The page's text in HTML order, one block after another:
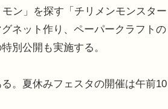
ン」を探す「チリメンモンスター
ネット作り、ペーパークラフトの
別公開も実施する。
。夏休みフェスタの開催は午前10